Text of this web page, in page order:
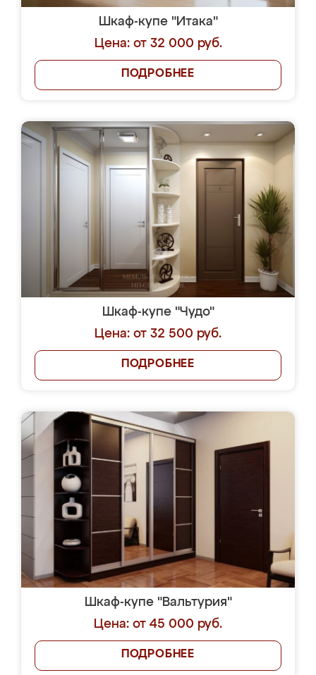
Шкаф-купе "Итака"
Цена: от 32 000 руб.
ПОДРОБНЕЕ
Шкаф-купе "Чудо"
Цена: от 32 500 руб.
ПОДРОБНЕЕ
Шкаф-купе "Вальтурия"
Цена: от 45 000 руб.
ПОДРОБНЕЕ